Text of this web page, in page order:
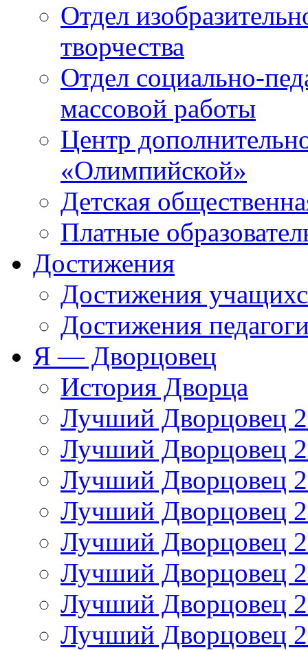
Отдел
творчества
Отдел социально-
массовой работы
Центр
«Олимпийской»
Детская
Платные
Достижения
Достижения
Достижения
Я — Дворцовец
История Дворца
Лучший Дворцовец
Лучший Дворцовец
Лучший Дворцовец
Лучший Дворцовец
Лучший Дворцовец
Лучший Дворцовец
Лучший Дворцовец
Лучший Дворцовец